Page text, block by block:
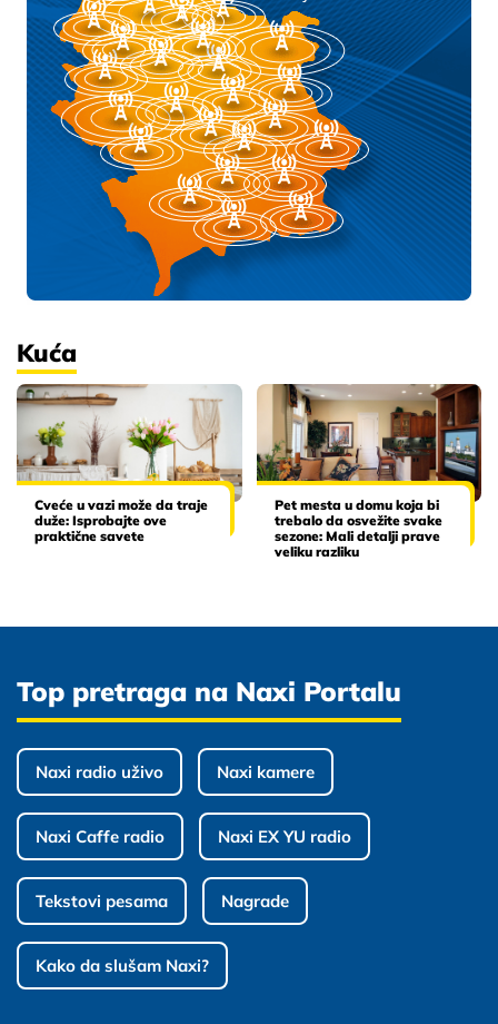
Kuća
Cveće u vazi može da traje
duže: Isprobajte ove
praktične savete
Pet mesta u domu koja bi
trebalo da osvežite svake
sezone: Mali detalji prave
veliku razliku
Top pretraga na Naxi Portalu
Naxi radio uživo Naxi kamere
Naxi Caffe radio Naxi EX YU radio
Tekstovi pesama Nagrade
Kako da slušam Naxi?